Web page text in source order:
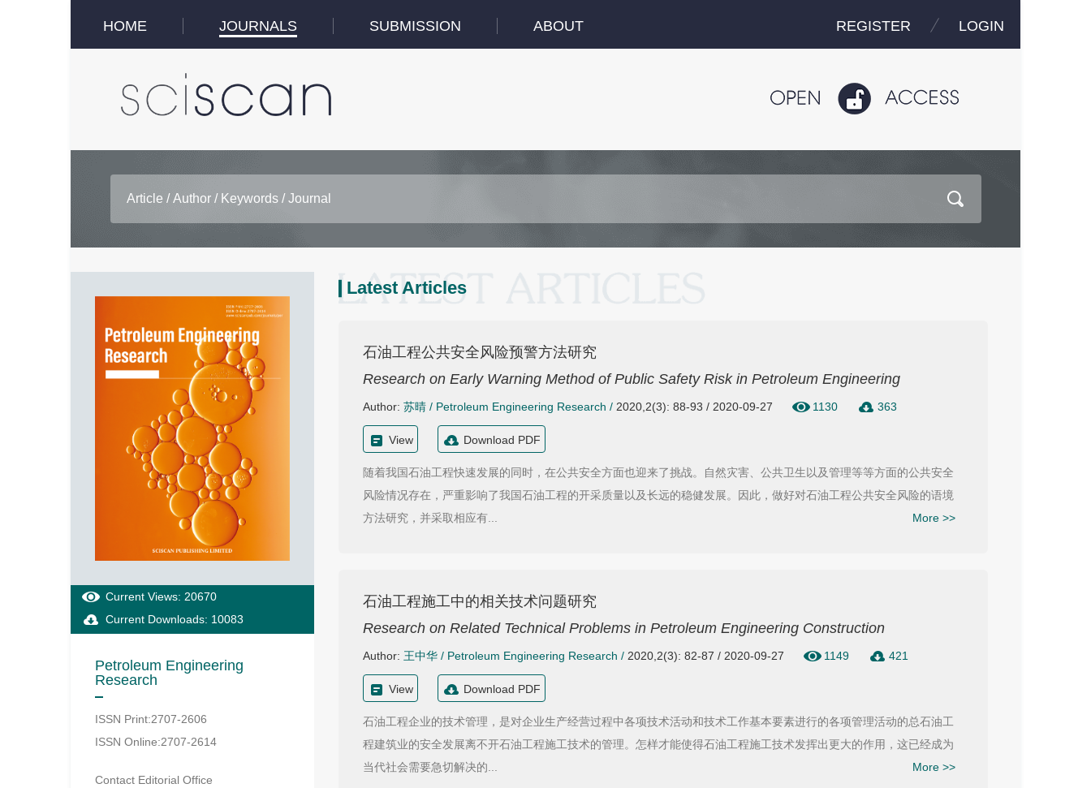
HOME JOURNALS SUBMISSION ABOUT REGISTER LOGIN
Current Views: 20670
Current Downloads: 10083
Petroleum Engineering
Research
ISSN Print:2707-2606
ISSN Online:2707-2614
Contact Editorial Office
Latest Articles
石油工程公共安全风险预警方法研究
Research on Early Warning Method of Public Safety Risk in Petroleum Engineering
Author: 苏晴 / Petroleum Engineering Research / 2020,2(3): 88-93 / 2020-09-27 1130 363
View Download PDF
随着我国石油工程快速发展的同时，在公共安全方面也迎来了挑战。自然灾害、公共卫生以及管理等等方面的公共安全
风险情况存在，严重影响了我国石油工程的开采质量以及长远的稳健发展。因此，做好对石油工程公共安全风险的语境
方法研究，并采取相应有...
More >>
石油工程施工中的相关技术问题研究
Research on Related Technical Problems in Petroleum Engineering Construction
Author: 王中华 / Petroleum Engineering Research / 2020,2(3): 82-87 / 2020-09-27 1149 421
View Download PDF
石油工程企业的技术管理，是对企业生产经营过程中各项技术活动和技术工作基本要素进行的各项管理活动的总石油工
程建筑业的安全发展离不开石油工程施工技术的管理。怎样才能使得石油工程施工技术发挥出更大的作用，这已经成为
当代社会需要急切解决的...
More >>